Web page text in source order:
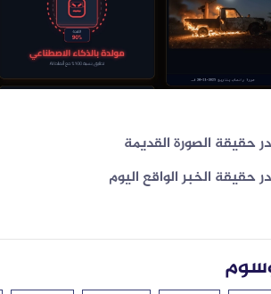
حقيقة الصورة القديمة
حقيقة الخبر الواقع اليوم